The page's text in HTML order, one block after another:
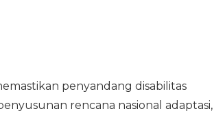
penyandang disabilitas
rencana nasional adaptasi,